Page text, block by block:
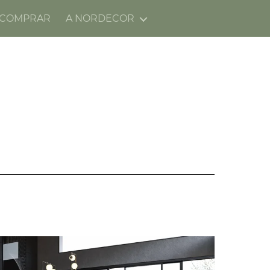
A NORDECOR